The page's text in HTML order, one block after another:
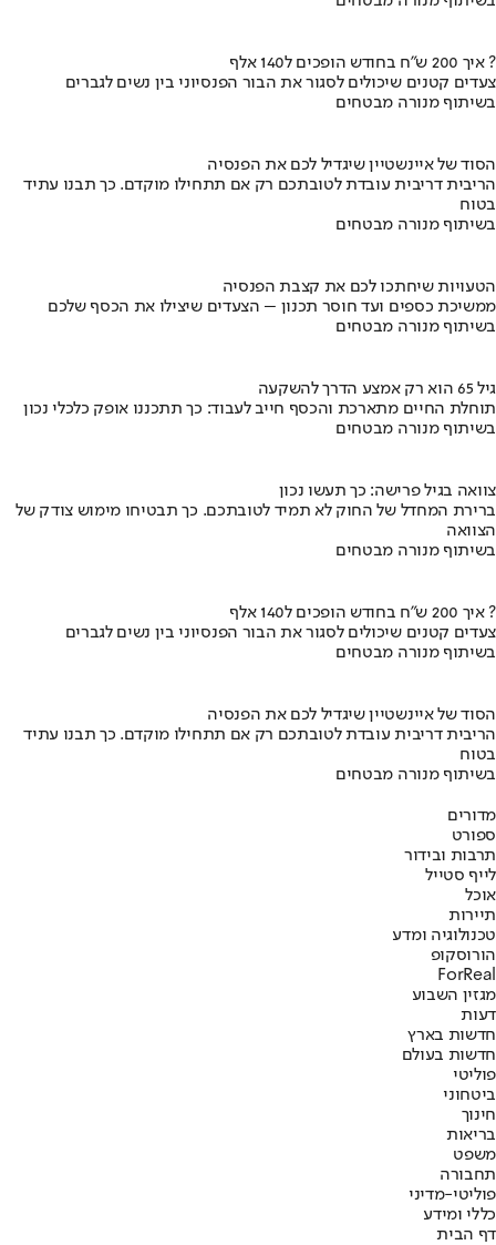
איך 200 ש"ח בחודש הופכים ל140 אלף ?
צעדים קטנים שיכולים לסגור את הבור הפנסיוני בין נשים לגברים
בשיתוף מנורה מבטחים
הסוד של איינשטיין שיגדיל לכם את הפנסיה
הריבית דריבית עובדת לטובתכם רק אם תתחילו מוקדם. כך תבנו עתיד
בטוח
בשיתוף מנורה מבטחים
הטעויות שיחתכו לכם את קצבת הפנסיה
ממשיכת כספים ועד חוסר תכנון – הצעדים שיצילו את הכסף שלכם
בשיתוף מנורה מבטחים
גיל 65 הוא רק אמצע הדרך להשקעה
תוחלת החיים מתארכת והכסף חייב לעבוד: כך תתכננו אופק כלכלי נכון
בשיתוף מנורה מבטחים
צוואה בגיל פרישה: כך תעשו נכון
ברירת המחדל של החוק לא תמיד לטובתכם. כך תבטיחו מימוש צודק של
הצוואה
בשיתוף מנורה מבטחים
איך 200 ש"ח בחודש הופכים ל140 אלף ?
צעדים קטנים שיכולים לסגור את הבור הפנסיוני בין נשים לגברים
בשיתוף מנורה מבטחים
הסוד של איינשטיין שיגדיל לכם את הפנסיה
הריבית דריבית עובדת לטובתכם רק אם תתחילו מוקדם. כך תבנו עתיד
בטוח
בשיתוף מנורה מבטחים
מדורים
ספורט
תרבות ובידור
לייף סטייל
אוכל
תיירות
טכנולוגיה ומדע
הורוסקופ
ForReal
מגזין השבוע
דעות
חדשות בארץ
חדשות בעולם
פוליטי
ביטחוני
חינוך
בריאות
משפט
תחבורה
פוליטי-מדיני
כללי ומידע
דף הבית